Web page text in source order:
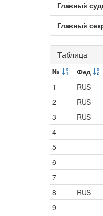
Главный
Главный
Таблица
№ Фед
1
RUS
2
RUS
3
RUS
4
5
6
7
8
RUS
9